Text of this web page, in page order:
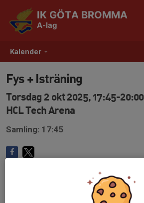
Kalender
IK GÖTA BROMMA
A-lag
Fys + Isträning
Torsdag 2 okt 2025, 17:45-20:00
HCL Tech Arena
Samling: 17:45